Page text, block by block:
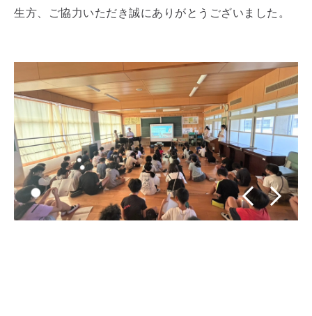
生方、ご協力いただき誠にありがとうございました。